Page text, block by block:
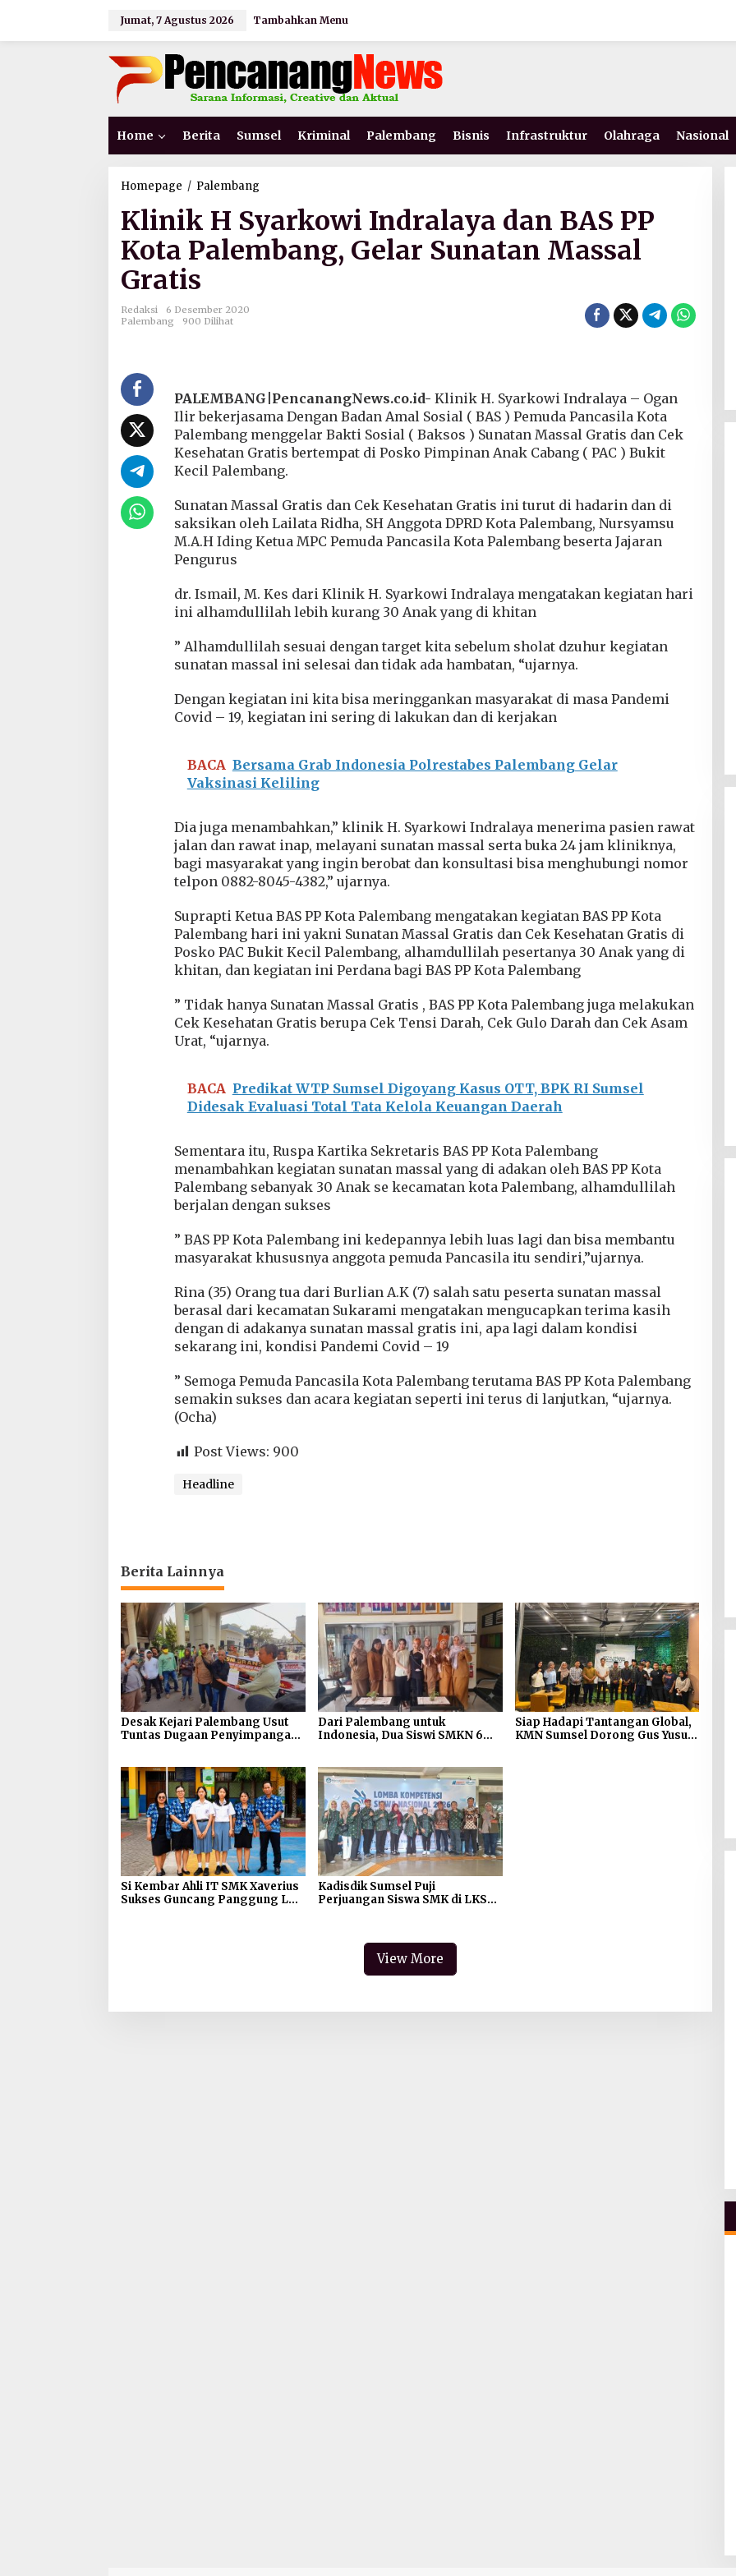
Jumat, 7 Agustus 2026 Tambahkan Menu
Home Berita Sumsel Kriminal Palembang Bisnis Infrastruktur Olahraga Nasional
Homepage / Palembang
i
n
i
k
i
I
n
d
r
a
y
a
d
A
S
P
K
o
a
P
e
m
b
n
g
,
G
e
a
r
S
u
n
t
a
n
M
s
a
l
r
t
i
s
Klinik H Syarkowi Indralaya dan BAS PP
Kota Palembang, Gelar Sunatan Massal
Gratis
Redaksi
6 Desember 2020
Palembang
900 Dilihat
PALEMBANG|PencanangNews.co.id- Klinik H. Syarkowi Indralaya – Ogan
Ilir bekerjasama Dengan Badan Amal Sosial ( BAS ) Pemuda Pancasila Kota
Palembang menggelar Bakti Sosial ( Baksos ) Sunatan Massal Gratis dan Cek
Kesehatan Gratis bertempat di Posko Pimpinan Anak Cabang ( PAC ) Bukit
Kecil Palembang.
Sunatan Massal Gratis dan Cek Kesehatan Gratis ini turut di hadarin dan di
saksikan oleh Lailata Ridha, SH Anggota DPRD Kota Palembang, Nursyamsu
M.A.H Iding Ketua MPC Pemuda Pancasila Kota Palembang beserta Jajaran
Pengurus
dr. Ismail, M. Kes dari Klinik H. Syarkowi Indralaya mengatakan kegiatan hari
ini alhamdullilah lebih kurang 30 Anak yang di khitan
” Alhamdullilah sesuai dengan target kita sebelum sholat dzuhur kegiatan
sunatan massal ini selesai dan tidak ada hambatan, “ujarnya.
Dengan kegiatan ini kita bisa meringgankan masyarakat di masa Pandemi
Covid – 19, kegiatan ini sering di lakukan dan di kerjakan
BACA Bersama Grab Indonesia Polrestabes Palembang Gelar
Vaksinasi Keliling
Dia juga menambahkan,” klinik H. Syarkowi Indralaya menerima pasien rawat
jalan dan rawat inap, melayani sunatan massal serta buka 24 jam kliniknya,
bagi masyarakat yang ingin berobat dan konsultasi bisa menghubungi nomor
telpon 0882-8045-4382,” ujarnya.
Suprapti Ketua BAS PP Kota Palembang mengatakan kegiatan BAS PP Kota
Palembang hari ini yakni Sunatan Massal Gratis dan Cek Kesehatan Gratis di
Posko PAC Bukit Kecil Palembang, alhamdullilah pesertanya 30 Anak yang di
khitan, dan kegiatan ini Perdana bagi BAS PP Kota Palembang
” Tidak hanya Sunatan Massal Gratis , BAS PP Kota Palembang juga melakukan
Cek Kesehatan Gratis berupa Cek Tensi Darah, Cek Gulo Darah dan Cek Asam
Urat, “ujarnya.
BACA Predikat WTP Sumsel Digoyang Kasus OTT, BPK RI Sumsel
Didesak Evaluasi Total Tata Kelola Keuangan Daerah
Sementara itu, Ruspa Kartika Sekretaris BAS PP Kota Palembang
menambahkan kegiatan sunatan massal yang di adakan oleh BAS PP Kota
Palembang sebanyak 30 Anak se kecamatan kota Palembang, alhamdullilah
berjalan dengan sukses
” BAS PP Kota Palembang ini kedepannya lebih luas lagi dan bisa membantu
masyarakat khususnya anggota pemuda Pancasila itu sendiri,”ujarnya.
Rina (35) Orang tua dari Burlian A.K (7) salah satu peserta sunatan massal
berasal dari kecamatan Sukarami mengatakan mengucapkan terima kasih
dengan di adakanya sunatan massal gratis ini, apa lagi dalam kondisi
sekarang ini, kondisi Pandemi Covid – 19
” Semoga Pemuda Pancasila Kota Palembang terutama BAS PP Kota Palembang
semakin sukses dan acara kegiatan seperti ini terus di lanjutkan, “ujarnya.
(Ocha)
Post Views: 900
Headline
Berita Lainnya
Desak Kejari Palembang Usut
Tuntas Dugaan Penyimpangan
Dari Palembang untuk
Indonesia, Dua Siswi SMKN 6
Siap Hadapi Tantangan Global,
KMN Sumsel Dorong Gus Yusuf
Si Kembar Ahli IT SMK Xaverius
Sukses Guncang Panggung LKS
Kadisdik Sumsel Puji
Perjuangan Siswa SMK di LKS
View More
OKI Memanas, Akbar
Tegaskan Tidak Pernah
Menerima Uang
Di Berita, Sumsel